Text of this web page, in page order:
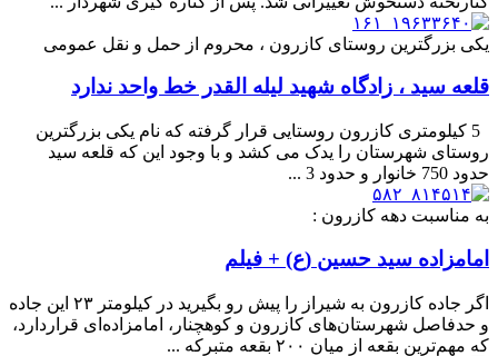
یکی بزرگترین روستای کازرون ، محروم از حمل و نقل عمومی
قلعه سید ، زادگاه شهید لیله القدر خط واحد ندارد
5 کیلومتری کازرون روستایی قرار گرفته که نام یکی بزرگترین
روستای شهرستان را یدک می کشد و با وجود این که قلعه سید
حدود 750 خانوار و حدود 3 ...
به مناسبت دهه کازرون :
امامزاده سید حسین (ع) + فیلم
اگر جاده کازرون به شیراز را پیش رو بگیرید در کیلومتر ۲۳ این جاده
و حدفاصل شهرستان‌های کازرون و کوهچنار، امامزاده‌ای قراردارد،
که مهم‌­ترین بقعه از میان ۲۰۰ بقعه متبرکه ...